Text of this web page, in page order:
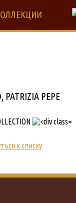
PATRIZIA PEPE
к списку